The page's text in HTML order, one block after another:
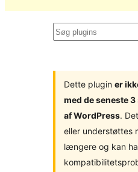
Søg
Dette plugin er
med de seneste
af WordPress.
eller understøttes
længere og kan